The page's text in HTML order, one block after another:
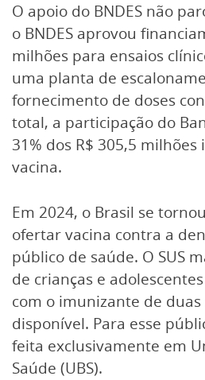
O apoio do BNDES não
o BNDES aprovou
milhões para ensaios
uma planta de
fornecimento de doses
total, a participação do
31% dos R$ 305,5 milhões
vacina.
Em 2024, o Brasil se
ofertar vacina contra a
público de saúde. O SUS
de crianças e
com o imunizante de
disponível. Para esse
feita exclusivamente em
Saúde (UBS).